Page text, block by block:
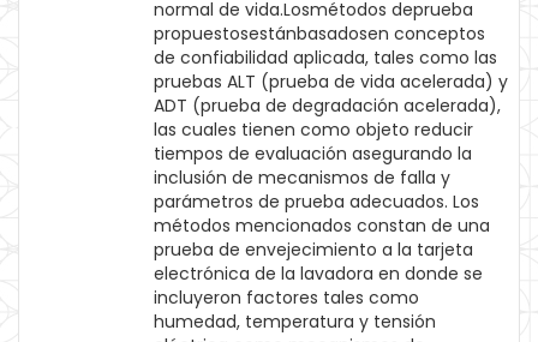
normal de vida.Losmétodos deprueba
propuestosestánbasadosen conceptos
de confiabilidad aplicada, tales como las
pruebas ALT (prueba de vida acelerada) y
ADT (prueba de degradación acelerada),
las cuales tienen como objeto reducir
tiempos de evaluación asegurando la
inclusión de mecanismos de falla y
parámetros de prueba adecuados. Los
métodos mencionados constan de una
prueba de envejecimiento a la tarjeta
electrónica de la lavadora en donde se
incluyeron factores tales como
humedad, temperatura y tensión